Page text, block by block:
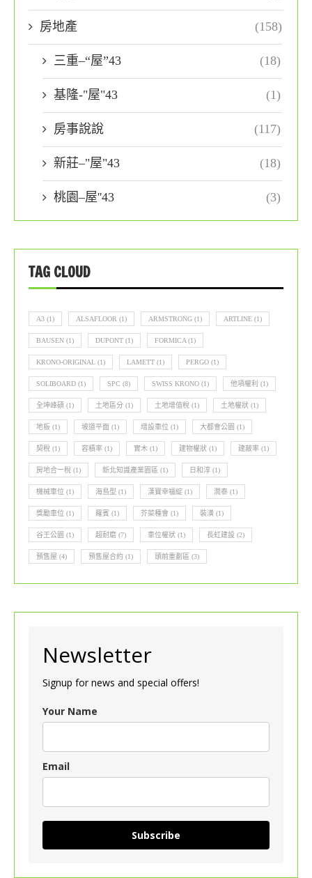
房地產 (158)
三重–“屋”43 (18)
基隆-"屋"43 (1)
房事說說 (117)
新莊–"屋"43 (18)
桃園–屋''43 (3)
TAG CLOUD
A3 (1) ALSAFLOOR (1) ARMSTRONG (1) ARTLINE (1)
BAUSEN (1) DUPONT (1) FORMICA (1)
KRONO-ORIGINAL (1) LAMETT (1) PERGO (1)
SOLIBOARD (1) SPC (8) SWISS KRONO (1) 他項權利 (1)
全坤峰碩 (1) 土地區分 (1) 土地增值稅 (1) 土地權狀 (1)
地板 (1) 坡道平面 (1) 增設車位 (1) 大都會公園 (1)
契稅 (1) 容積率 (1) 實木 (1) 建物權狀 (1) 建蔽率 (1)
房地合一稅 (1) 新北知識產業園區 (1) 日和淳 (1)
機械車位 (1) 海島型 (1) 漢寶幸福綻 (1) 潤泰 (1)
獎勵車位 (1) 羅賓 (1) 芥菜種會 (1) 裝潢 (1)
谷王公園 (1) 超耐磨 (7) 車位權狀 (1) 長虹建設 (2)
預售屋 (4) 預售屋合約 (1) 頭前重劃區 (3)
Newsletter
Signup for news and special offers!
Your Name
Email
Subscribe